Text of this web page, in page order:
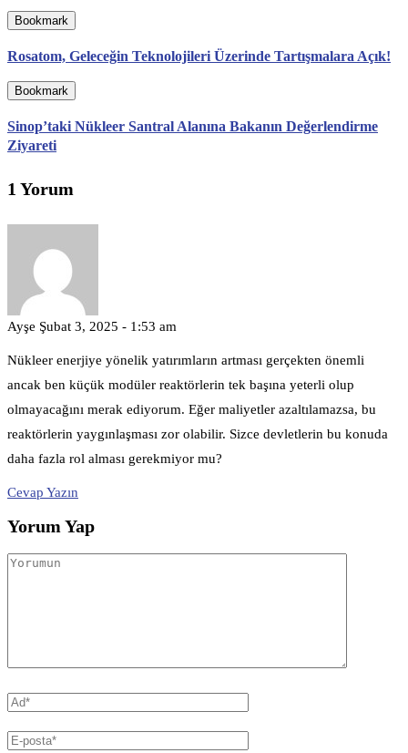
Bookmark
Rosatom, Geleceğin Teknolojileri Üzerinde Tartışmalara Açık!
Bookmark
Sinop’taki Nükleer Santral Alanına Bakanın Değerlendirme
Ziyareti
1 Yorum
Ayşe Şubat 3, 2025 - 1:53 am
Nükleer enerjiye yönelik yatırımların artması gerçekten önemli
ancak ben küçük modüler reaktörlerin tek başına yeterli olup
olmayacağını merak ediyorum. Eğer maliyetler azaltılamazsa, bu
reaktörlerin yaygınlaşması zor olabilir. Sizce devletlerin bu konuda
daha fazla rol alması gerekmiyor mu?
Cevap Yazın
Yorum Yap